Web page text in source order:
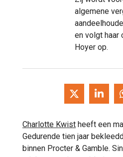
algemene
en volgt haar
Hoyer op.
Charlotte Kwist heeft een
Gedurende tien jaar
binnen Procter & Gamble.